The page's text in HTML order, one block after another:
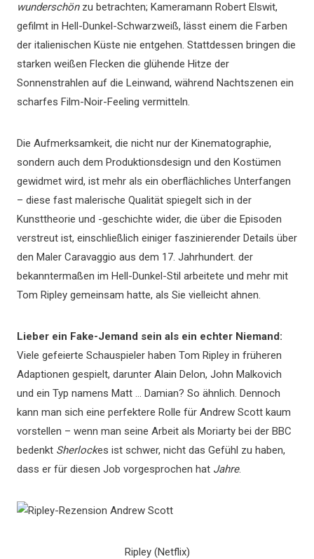
wunderschönzu betrachten; Kameramann Robert Elswit,
gefilmt in Hell-Dunkel-Schwarzweiß, lässt einem die Farben
der italienischen Küste nie entgehen. Stattdessen bringen die
starken weißen Flecken die glühende Hitze der
Sonnenstrahlen auf die Leinwand, während Nachtszenen ein
scharfes Film-Noir-Feeling vermitteln.
Die Aufmerksamkeit, die nicht nur der Kinematographie,
sondern auch dem Produktionsdesign und den Kostümen
gewidmet wird, ist mehr als ein oberflächliches Unterfangen
– diese fast malerische Qualität spiegelt sich in der
Kunsttheorie und -geschichte wider, die über die Episoden
verstreut ist, einschließlich einiger faszinierender Details über
den Maler Caravaggio aus dem 17. Jahrhundert. der
bekanntermaßen im Hell-Dunkel-Stil arbeitete und mehr mit
Tom Ripley gemeinsam hatte, als Sie vielleicht ahnen.
Lieber ein Fake-Jemand sein als ein echter Niemand:
Viele gefeierte Schauspieler haben Tom Ripley in früheren
Adaptionen gespielt, darunter Alain Delon, John Malkovich
und ein Typ namens Matt … Damian? So ähnlich. Dennoch
kann man sich eine perfektere Rolle für Andrew Scott kaum
vorstellen – wenn man seine Arbeit als Moriarty bei der BBC
bedenkt Sherlockes ist schwer, nicht das Gefühl zu haben,
dass er für diesen Job vorgesprochen hat Jahre.
Ripley (Netflix)